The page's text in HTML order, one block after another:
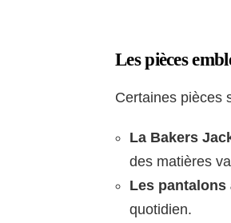
Les pièces
Certaines pièces
La Bakers
des matières
Les pantalons
quotidien.